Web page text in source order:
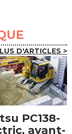
D'ARTICLES >
PC138-
avant-